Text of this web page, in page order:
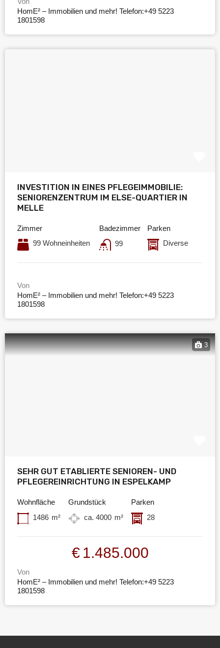
HomE² – Immobilien und mehr! Telefon:+49 5223
1801598
INVESTITION IN EINES PFLEGEIMMOBILIE:
SENIORENZENTRUM IM ELSE-QUARTIER IN
MELLE
Zimmer
99 Wohneinheiten
Badezimmer
99
Parken
Diverse
Von
HomE² – Immobilien und mehr! Telefon:+49 5223
1801598
3
SEHR GUT ETABLIERTE SENIOREN- UND
PFLEGEREINRICHTUNG IN ESPELKAMP
Wohnfläche
1486 m²
Grundstück
ca. 4000 m²
Parken
28
€1.485.000
Von
HomE² – Immobilien und mehr! Telefon:+49 5223
1801598